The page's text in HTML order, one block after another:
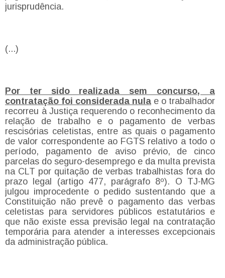
jurisprudência.
(...)
Por ter sido realizada sem concurso, a
contratação foi considerada nula e o trabalhador
recorreu à Justiça requerendo o reconhecimento da
relação de trabalho e o pagamento de verbas
rescisórias celetistas, entre as quais o pagamento
de valor correspondente ao FGTS relativo a todo o
período, pagamento de aviso prévio, de cinco
parcelas do seguro-desemprego e da multa prevista
na CLT por quitação de verbas trabalhistas fora do
prazo legal (artigo 477, parágrafo 8º). O TJ-MG
julgou improcedente o pedido sustentando que a
Constituição não prevê o pagamento das verbas
celetistas para servidores públicos estatutários e
que não existe essa previsão legal na contratação
temporária para atender a interesses excepcionais
da administração pública.